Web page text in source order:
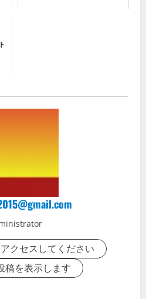
クセスしてください
稿を表示します